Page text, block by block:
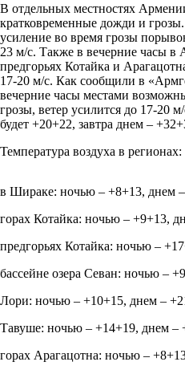
В отдельных местностях
кратковременные дожди и
усиление во время грозы
23 м/с. Также в вечерние часы в
предгорьях Котайка и
17-20 м/с. Как сообщили в
вечерние часы местами
грозы, ветер усилится до 17-20
будет +20+22, завтра днем –
Температура воздуха в регионах:
в Шираке: ночью – +8+13, днем
горах Котайка: ночью – +9+13,
предгорьях Котайка: ночью –
бассейне озера Севан: ночью –
Лори: ночью – +10+15, днем –
Тавуше: ночью – +14+19, днем –
горах Арагацотна: ночью –